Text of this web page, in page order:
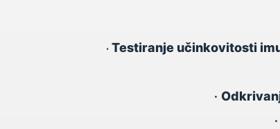
• Testiranje učinkovitosti
•
•